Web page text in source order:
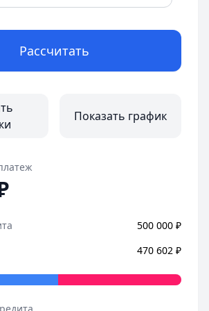
Рассчитать
Показать график
500 000 ₽
470 602 ₽